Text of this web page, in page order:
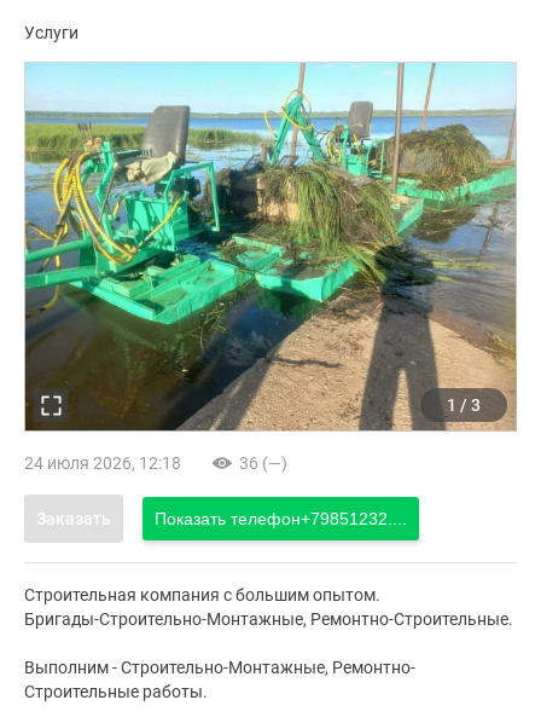
Услуги
1 / 3
24 июля 2026, 12:18 36 (—)
Заказать Показать телефон+79851232....
Строительная компания с большим опытом.
Бригады-Строительно-Монтажные, Ремонтно-Строительные.
Выполним - Строительно-Монтажные, Ремонтно-
Строительные работы.